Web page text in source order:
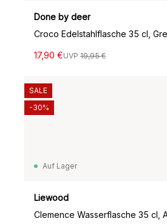
Done by deer
Croco Edelstahlflasche 35 cl,
17,90 €UVP 19,95 €
Auf Lager
Liewood
SALE
-30%